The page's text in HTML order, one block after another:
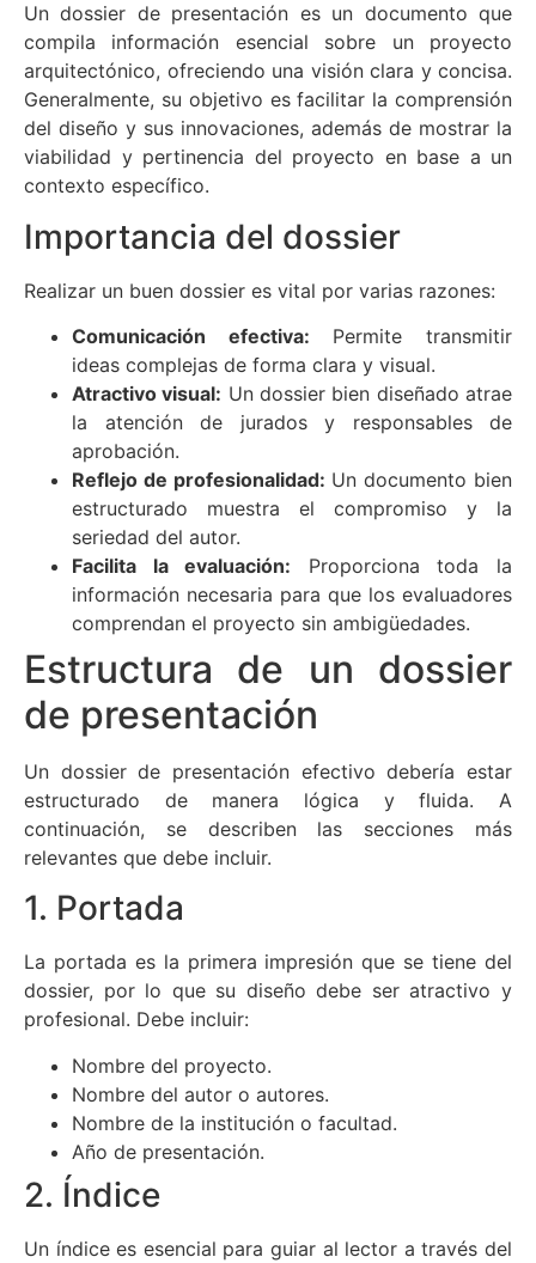
Un dossier de presentación es un documento que
compila información esencial sobre un proyecto
arquitectónico, ofreciendo una visión clara y concisa.
Generalmente, su objetivo es facilitar la comprensión
del diseño y sus innovaciones, además de mostrar la
viabilidad y pertinencia del proyecto en base a un
contexto específico.
Importancia del dossier
Realizar un buen dossier es vital por varias razones:
Comunicación efectiva: Permite transmitir
ideas complejas de forma clara y visual.
Atractivo visual: Un dossier bien diseñado atrae
la atención de jurados y responsables de
aprobación.
Reflejo de profesionalidad: Un documento bien
estructurado muestra el compromiso y la
seriedad del autor.
Facilita la evaluación: Proporciona toda la
información necesaria para que los evaluadores
comprendan el proyecto sin ambigüedades.
Estructura de un dossier
de presentación
Un dossier de presentación efectivo debería estar
estructurado de manera lógica y fluida. A
continuación, se describen las secciones más
relevantes que debe incluir.
1. Portada
La portada es la primera impresión que se tiene del
dossier, por lo que su diseño debe ser atractivo y
profesional. Debe incluir:
Nombre del proyecto.
Nombre del autor o autores.
Nombre de la institución o facultad.
Año de presentación.
2. Índice
Un índice es esencial para guiar al lector a través del